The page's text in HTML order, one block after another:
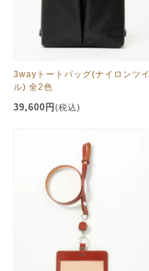
3wayトートバッグ(ナイロンツイ
ル) 全2色
39,600円 (税込)